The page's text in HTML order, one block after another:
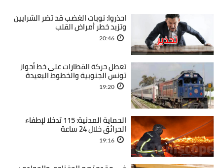
احذروا: نوبات الغضب قد تضر الشرايين
وتزيد خطر أمراض القلب
20:46
تعطل حركة القطارات على خط أحواز
تونس الجنوبية والخطوط البعيدة
19:20
الحماية المدنية: 115 تدخلا لإطفاء
الحرائق خلال 24 ساعة
19:16